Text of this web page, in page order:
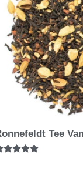
Tee